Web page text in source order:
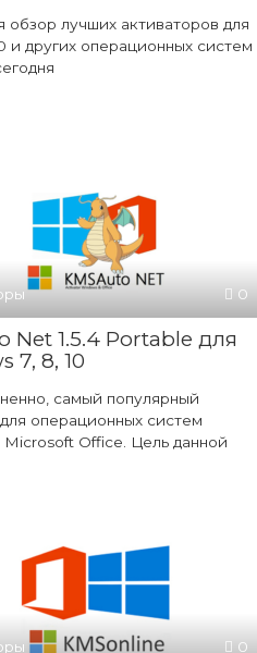
обзор лучших активаторов для
и других операционных систем
0
Net 1.5.4 Portable для
7, 8, 10
самый популярный
операционных систем
Office. Цель данной
0